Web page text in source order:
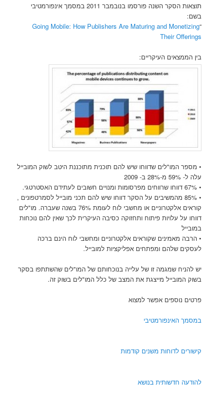
תוצאות הסקר השנה פורסמו בנובמבר 2011 במסמך אינפורמטיבי
בשם:
“
Going Mobile: How Publishers Are Maturing and Monetizing
Their Offerings
בין הממצאים העיקריים:
• מספר המו"לים שדווחו שיש להם תוכנית מתוכננת היטב לשוק המובייל
עלה ל- 59% מ-28% ב- 2009
• 67% דווחו שרווחים מפרסומות ומנויים חשובים לעתידם האסטרטגי.
• 85% מהמשיבים על הסקר דווחו שיש להם תכני מובייל לסמרטפונים ,
קוראים אלקטרוניים או מחשבי לוח לעומת 76% בשנה שעברה. מו"לים
דווחו על עלויות פיתוח ותחזוקה כסיבה העיקרית לכך שאין להם נוכחות
במובייל
• הרבה מאמינים שקוראים אלקטרוניים ומחשבי לוח הינם ברכה
לעסקים שלהם ומפתחים אפליקציות למובייל.
יש להניח שמגמה זו של עלייה בנוכחותם של המו"לים שהשתתפו בסקר
בשוק המובייל מייצגת את המצב של כלל המו"לים בשוק זה.
פרטים נוספים אפשר למצוא
במסמך האינפורמטיבי
קישורים לדוחות משנים קודמות
להודעה חדשותית בנושא